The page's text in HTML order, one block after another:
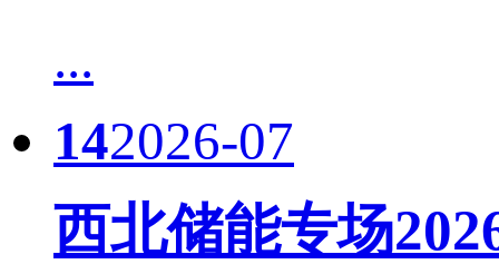
...
142026-07
西北储能专场